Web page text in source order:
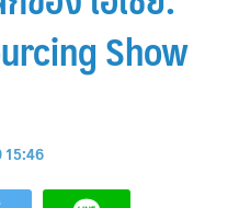
Show
15:46